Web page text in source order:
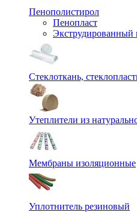
Пенополистирол
Пенопласт
Экструдированный
Стеклоткань,
Утеплители из
Мембраны изоляционные
Уплотнитель резиновый